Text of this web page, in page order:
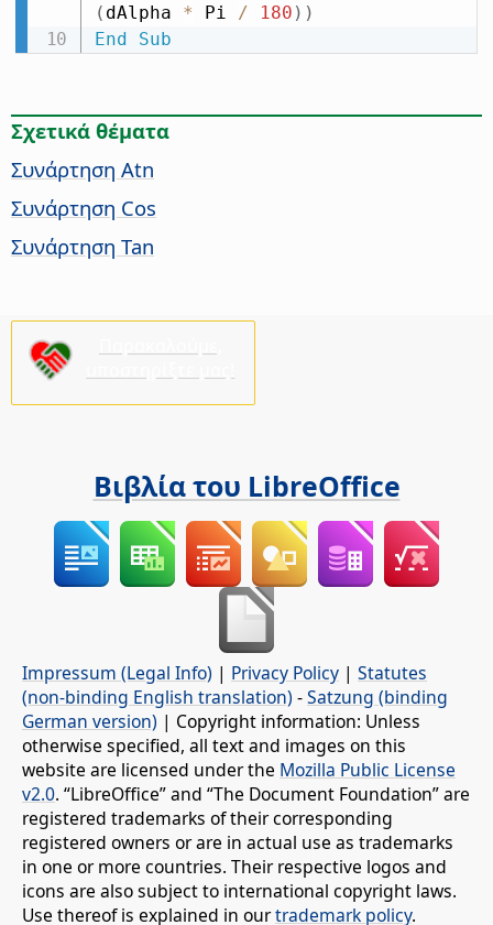
( dAlpha * Pi / 180 ) )
End
Sub
Σχετικά θέματα
Συνάρτηση Atn
Συνάρτηση Cos
Συνάρτηση Tan
Βιβλία του LibreOffice
Impressum (Legal Info) | Privacy Policy | Statutes
(non-binding English translation) -Satzung (binding
German version) | Copyright information: Unless
otherwise specified, all text and images on this
website are licensed under the Mozilla Public License
v2.0. “LibreOffice” and “The Document Foundation” are
registered trademarks of their corresponding
registered owners or are in actual use as trademarks
in one or more countries. Their respective logos and
icons are also subject to international copyright laws.
Use thereof is explained in ourtrademark policy.